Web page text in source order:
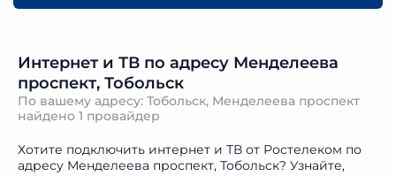
Интернет и ТВ по адресу Менделеева
проспект, Тобольск
По вашему адресу: Тобольск, Менделеева проспект
найдено 1 провайдер
Хотите подключить интернет и ТВ от Ростелеком по
адресу Менделеева проспект, Тобольск? Узнайте,